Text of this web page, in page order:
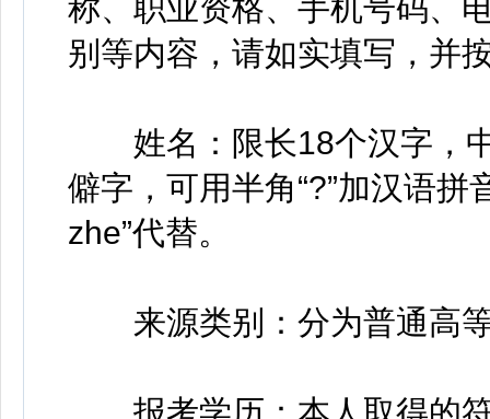
称、职业资格、手机号码、
别等内容，请如实填写，并
姓名：限长18个汉字，中
僻字，可用半角“?”加汉语
zhe”代替。
来源类别：分为普通高等
报考学历：本人取得的符